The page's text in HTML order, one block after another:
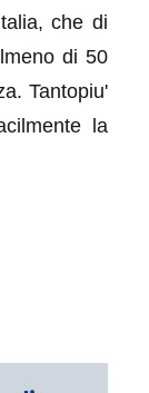
che di
di 50
Tantopiu'
la